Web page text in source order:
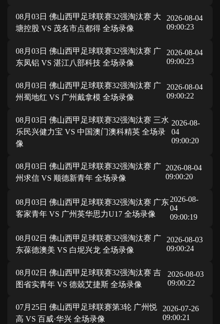
08月03日 佛山西甲足球联赛32强淘汰赛 大
塘控股 VS 茂名市点都得 全场录像
2026-08-04
09:00:23
08月03日 佛山西甲足球联赛32强淘汰赛 广
东凤铝 VS 湛江八部科技 全场录像
2026-08-04
09:00:23
08月03日 佛山西甲足球联赛32强淘汰赛 广
州蜀地红 VS 广州戴拿模 全场录像
2026-08-04
09:00:22
08月03日 佛山西甲足球联赛32强淘汰赛 三水
乐民兴健力宝 VS 中国澳门澳科精英 全场录
像
2026-08-
04
09:00:20
08月03日 佛山西甲足球联赛32强淘汰赛 广
州求信 VS 顺德新青年 全场录像
2026-08-04
09:00:20
08月03日 佛山西甲足球联赛32强淘汰赛 广东
客家青年 VS 广州英华思力U17 全场录像
2026-08-
04
09:00:19
08月02日 佛山西甲足球联赛32强淘汰赛 广
东葆德澳美 VS 白坭兴龙 全场录像
2026-08-03
09:00:24
08月02日 佛山西甲足球联赛32强淘汰赛 吉
图省实青年 VS 德兢艾捷斯 全场录像
2026-08-03
09:00:22
07月25日 佛山西甲足球联赛第3轮 广州悦
高 VS 百威·华兴 全场录像
2026-07-26
09:00:21